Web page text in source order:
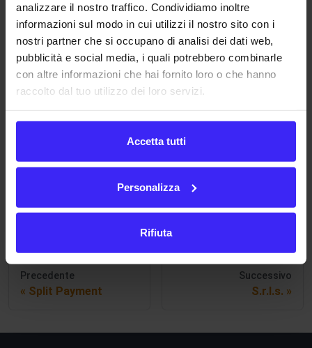
analizzare il nostro traffico. Condividiamo inoltre
informazioni sul modo in cui utilizzi il nostro sito con i
nostri partner che si occupano di analisi dei dati web,
pubblicità e social media, i quali potrebbero combinarle
con altre informazioni che hai fornito loro o che hanno
raccolto dal tuo utilizzo dei loro servizi.
Accetta tutti
Personalizza
Rifiuta
In generale, la costituzione di unas.r.l.ha un costo
molto contenuto.
Amministrazione flessibile
In sede di atto costitutivo, si redige lo statuto della
società che elenca le informazioni principali (
nome e capitale sociale
) e, nel rispetto del Codice Civile,
l’amministrazione della società stessa, l’assemblea dei
soci e il trasferimento delle quote.
Precedente
Split Payment
Successivo
S.r.l.s.